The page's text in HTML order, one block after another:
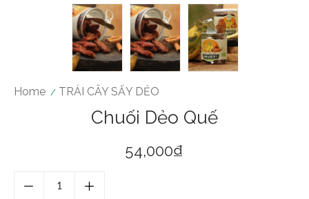
Home TRÁI CÂY SẤY DẺO
Chuối Dẻo Quế
54,000₫